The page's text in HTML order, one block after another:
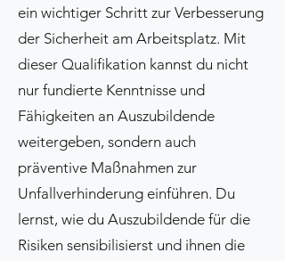
ein wichtiger Schritt zur Verbesserung
der Sicherheit am Arbeitsplatz. Mit
dieser Qualifikation kannst du nicht
nur fundierte Kenntnisse und
Fähigkeiten an Auszubildende
weitergeben, sondern auch
präventive Maßnahmen zur
Unfallverhinderung einführen. Du
lernst, wie du Auszubildende für die
Risiken sensibilisierst und ihnen die